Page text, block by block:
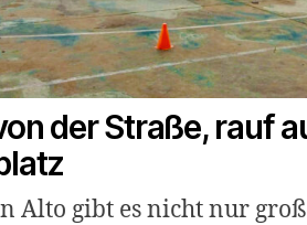
der Straße, rauf
Alto gibt es nicht nur